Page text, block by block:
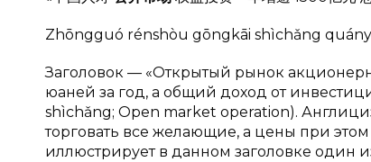
Zhōngguó rénshòu gōngkāi shìchǎng
Заголовок — «Открытый рынок
юаней за год, а общий доход от
shìchǎng; Open market operation).
торговать все желающие, а цены при
иллюстрирует в данном заголовке один